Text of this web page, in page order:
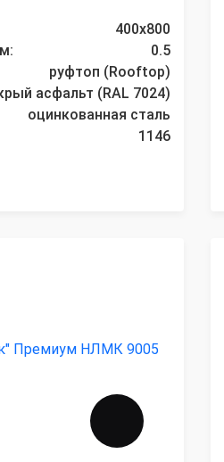
400х800
0.5
руфтоп (Rooftop)
асфальт (RAL 7024)
оцинкованная сталь
1146